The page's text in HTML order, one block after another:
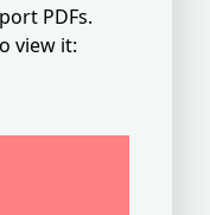
PDFs.
view it: